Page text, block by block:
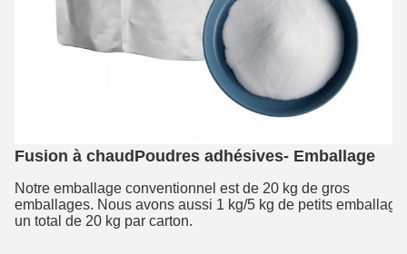
Fusion à chaud Poudres adhésives- Emballage
Notre emballage conventionnel est de 20 kg de gros
emballages. Nous avons aussi 1 kg/5 kg de petits
un total de 20 kg par carton.